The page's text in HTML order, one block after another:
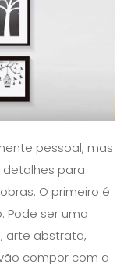
pessoal, mas
para
O primeiro é
Pode ser uma
arte abstrata,
compor com a